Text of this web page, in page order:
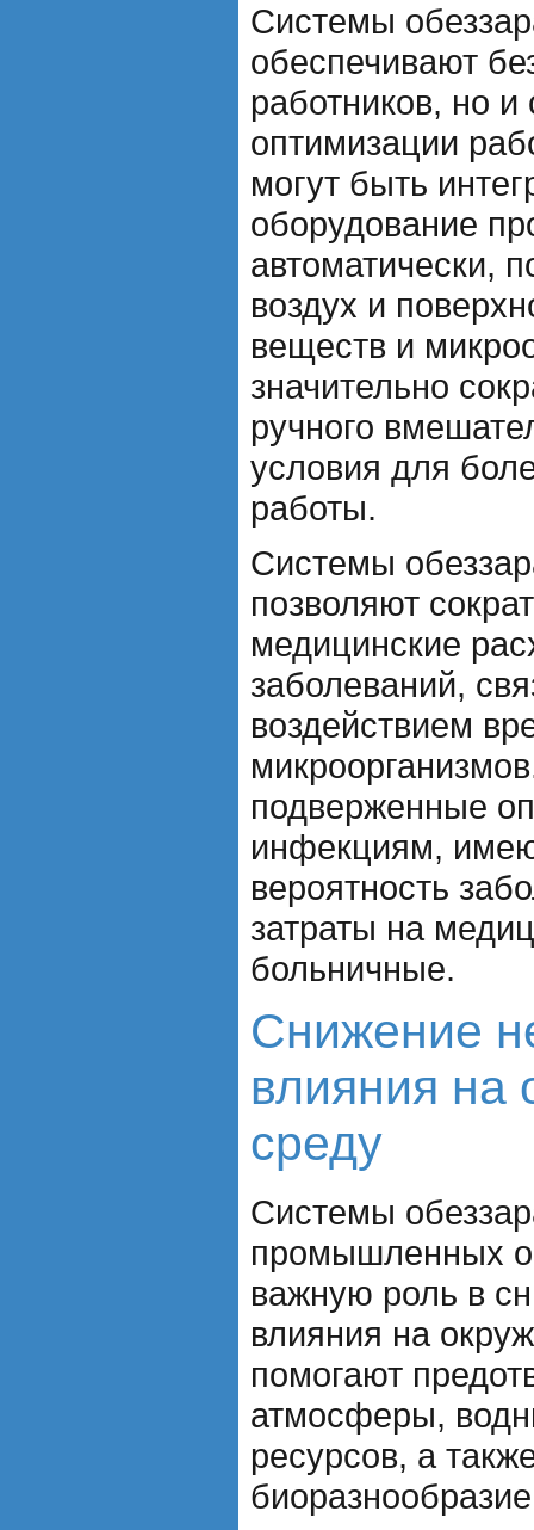
Системы
обеспечивают
работников, но и
оптимизации
могут быть
оборудование
автоматически,
воздух и
веществ и
значительно
ручного
условия для
работы.
Системы
позволяют
медицинские
заболеваний,
воздействием
подверженные
инфекциям,
вероятность
затраты на
больничные.
Снижение
влияния
среду
Системы
промышленных
важную роль в
влияния на
помогают
атмосферы,
ресурсов, а